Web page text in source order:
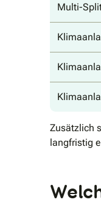
Multi-
Zusätzlich
langfristig